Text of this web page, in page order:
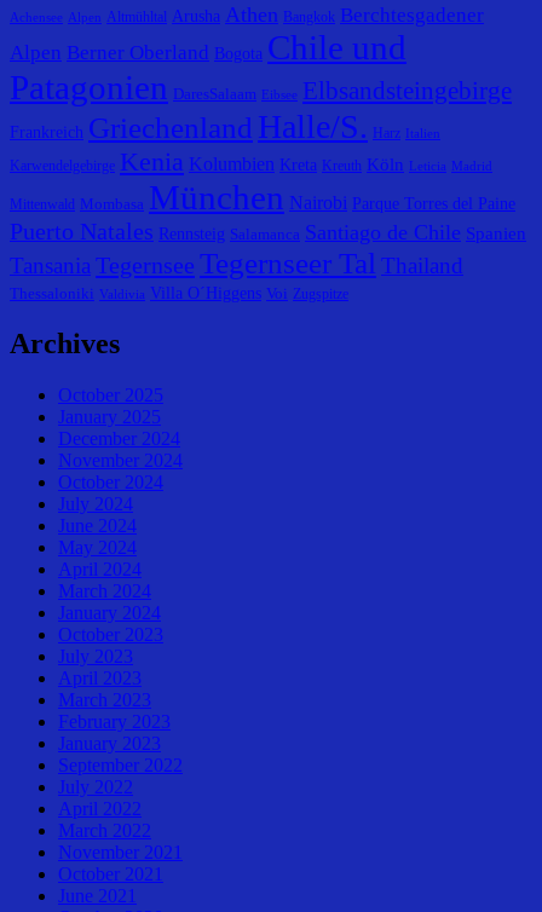
Achensee Alpen Altmühltal Arusha Athen Bangkok Berchtesgadener
Alpen Berner Oberland Bogota Chile und
Patagonien DaresSalaam Eibsee Elbsandsteingebirge
Frankreich Griechenland Halle/S. Harz Italien
Karwendelgebirge Kenia Kolumbien Kreta Kreuth Köln Leticia Madrid
Mittenwald Mombasa München Nairobi Parque Torres del Paine
Puerto Natales Rennsteig Salamanca Santiago de Chile Spanien
Tansania Tegernsee Tegernseer Tal Thailand
Thessaloniki Valdivia Villa O´Higgens Voi Zugspitze
Archives
October 2025
January 2025
December 2024
November 2024
October 2024
July 2024
June 2024
May 2024
April 2024
March 2024
January 2024
October 2023
July 2023
April 2023
March 2023
February 2023
January 2023
September 2022
July 2022
April 2022
March 2022
November 2021
October 2021
June 2021